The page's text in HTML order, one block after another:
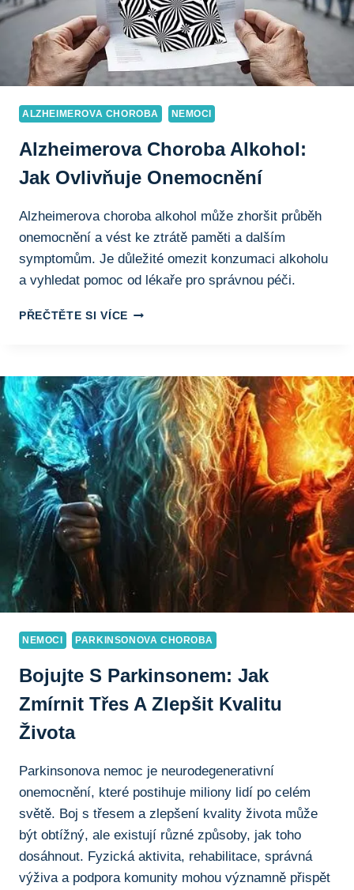
ALZHEIMEROVA CHOROBA NEMOCI
Alzheimerova Choroba Alkohol:
Jak Ovlivňuje Onemocnění
Alzheimerova choroba alkohol může zhoršit průběh
onemocnění a vést ke ztrátě paměti a dalším
symptomům. Je důležité omezit konzumaci alkoholu
a vyhledat pomoc od lékaře pro správnou péči.
PŘEČTĚTE SI VÍCEALZHEIMEROVA
OVLIVŇUJE
ONEMOCNĚNÍ
NEMOCI PARKINSONOVA CHOROBA
Bojujte S Parkinsonem: Jak
Zmírnit Třes A Zlepšit Kvalitu
Života
Parkinsonova nemoc je neurodegenerativní
onemocnění, které postihuje miliony lidí po celém
světě. Boj s třesem a zlepšení kvality života může
být obtížný, ale existují různé způsoby, jak toho
dosáhnout. Fyzická aktivita, rehabilitace, správná
výživa a podpora komunity mohou významně přispět